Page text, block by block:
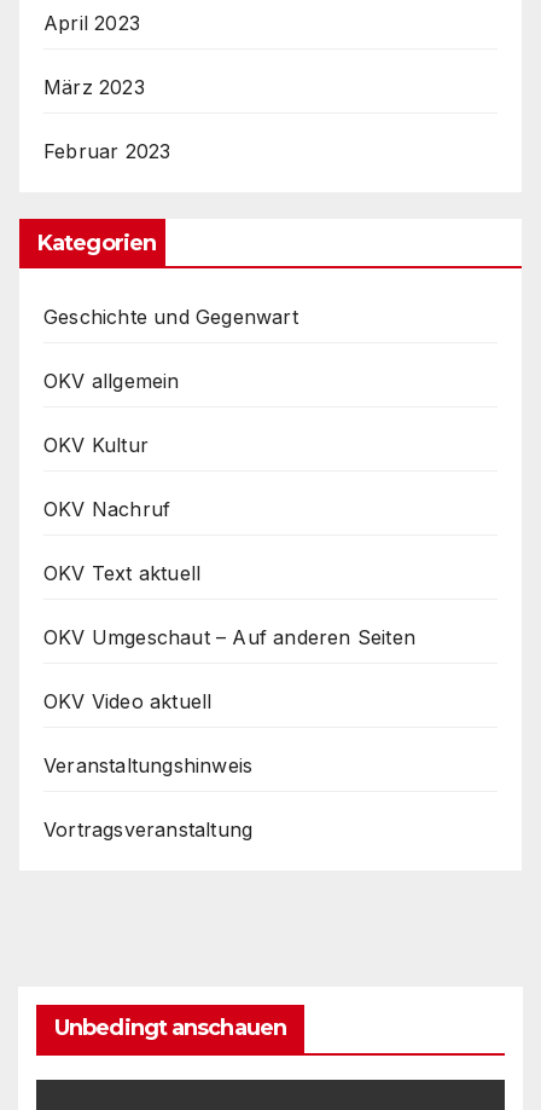
April 2023
März 2023
Februar 2023
Kategorien
Geschichte und Gegenwart
OKV allgemein
OKV Kultur
OKV Nachruf
OKV Text aktuell
OKV Umgeschaut – Auf anderen Seiten
OKV Video aktuell
Veranstaltungshinweis
Vortragsveranstaltung
Unbedingt anschauen